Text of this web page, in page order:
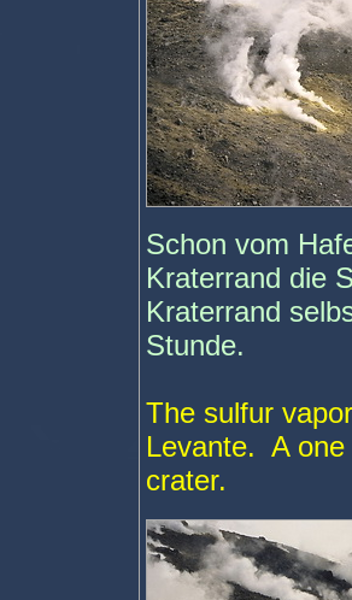
Schon vom
Kraterrand die
Kraterrand
Stunde.
The sulfur
Levante. A
crater.